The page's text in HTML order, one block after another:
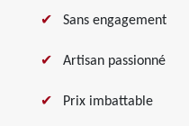
Sans engagement
Artisan passionné
Prix imbattable